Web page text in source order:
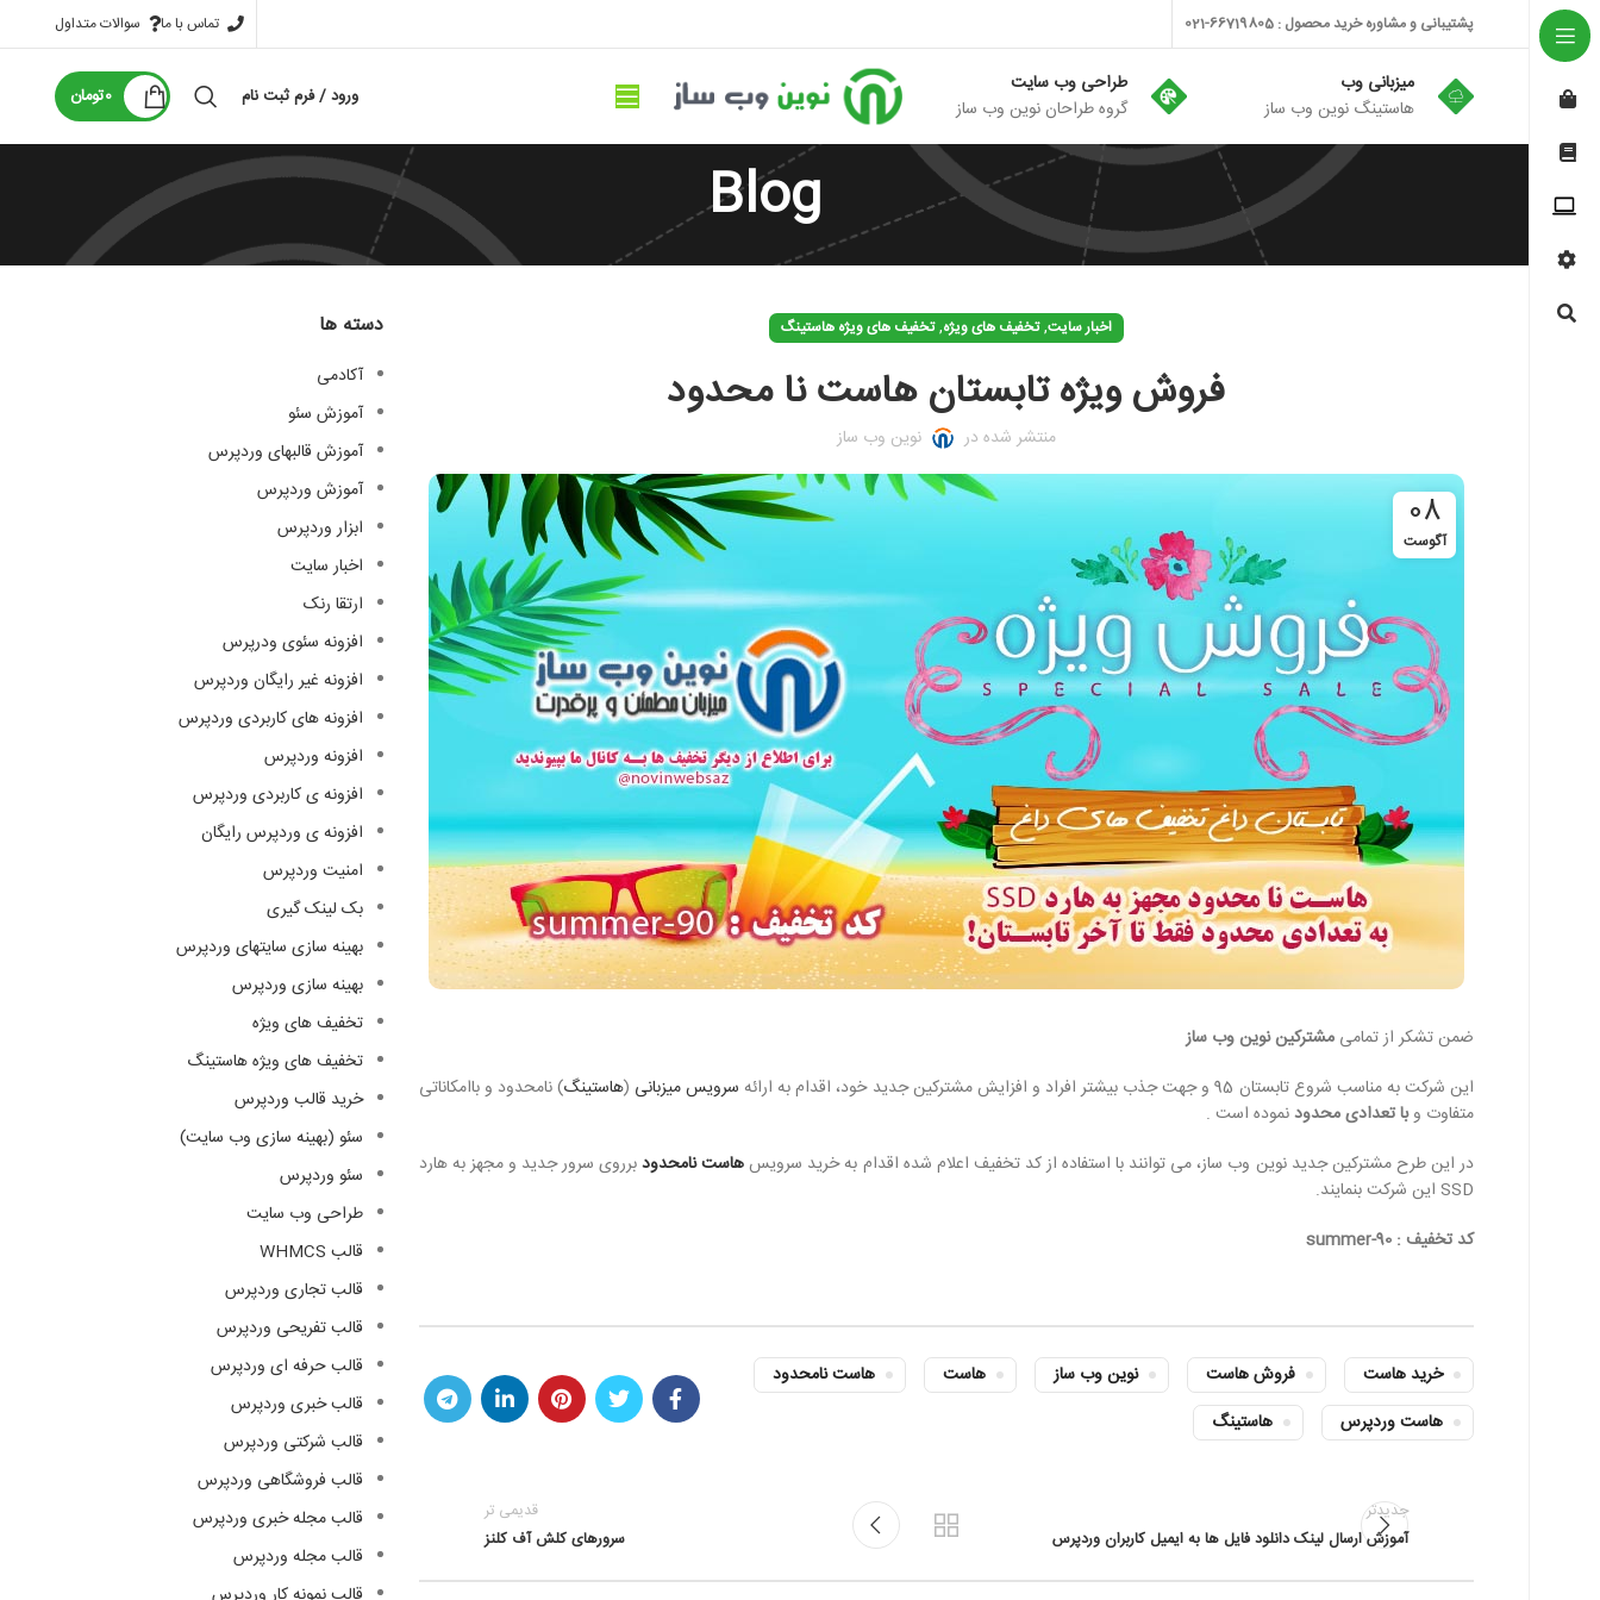
پشتیبانی و مشاوره خرید محصول : 66719805-021 تماس با ما سوالات متداول
میزبانی وب
هاستینگ نوین وب ساز
طراحی وب سایت
گروه طراحان نوین وب ساز
ورود / فرم ثبت نام 0تومان
Blog
اخبار سایت,تخفیف های ویژه,تخفیف های ویژه هاستینگ
فروش ویژه تابستان هاست نا محدود
منتشر شده در نوین وب ساز
08
آگوست
ضمن تشکر از تمامی مشترکین نوین وب ساز
این شرکت به مناسب شروع تابستان 95 و جهت جذب بیشتر افراد و افزایش مشترکین جدید خود، اقدام به ارائه
سرویس میزبانی (هاستینگ) نامحدود و باامکاناتی
متفاوت وبا تعدادی محدودنموده است .
در این طرح مشترکین جدید نوین وب ساز، می توانند با استفاده از کد تخفیف اعلام شده اقدام به خرید سرویس هاست نامحدودبرروی سرور جدید و مجهز به هارد
SSD این شرکت بنمایند.
کد تخفیف : summer-90
خرید هاست فروش هاست نوین وب ساز هاست
هاست نامحدود
هاست وردپرس
هاستینگ
جدیدتر
آموزش ارسال لینک دانلود فایل ها به ایمیل کاربران وردپرس
قدیمی تر
سرورهای کلش آف کلنز
دسته ها
آکادمی
آموزش سئو
آموزش قالبهای وردپرس
آموزش وردپرس
ابزار وردپرس
اخبار سایت
ارتقا رنک
افزونه سئوی ودرپرس
افزونه غیر رایگان وردپرس
افزونه های کاربردی وردپرس
افزونه وردپرس
افزونه ی کاربردی وردپرس
افزونه ی وردپرس رایگان
امنیت وردپرس
بک لینک گیری
بهینه سازی سایتهای وردپرس
بهینه سازی وردپرس
تخفیف های ویژه
تخفیف های ویژه هاستینگ
خرید قالب وردپرس
سئو (بهینه سازی وب سایت)
سئو وردپرس
طراحی وب سایت
قالب WHMCS
قالب تجاری وردپرس
قالب تفریحی وردپرس
قالب حرفه ای وردپرس
قالب خبری وردپرس
قالب شرکتی وردپرس
قالب فروشگاهی وردپرس
قالب مجله خبری وردپرس
قالب مجله وردپرس